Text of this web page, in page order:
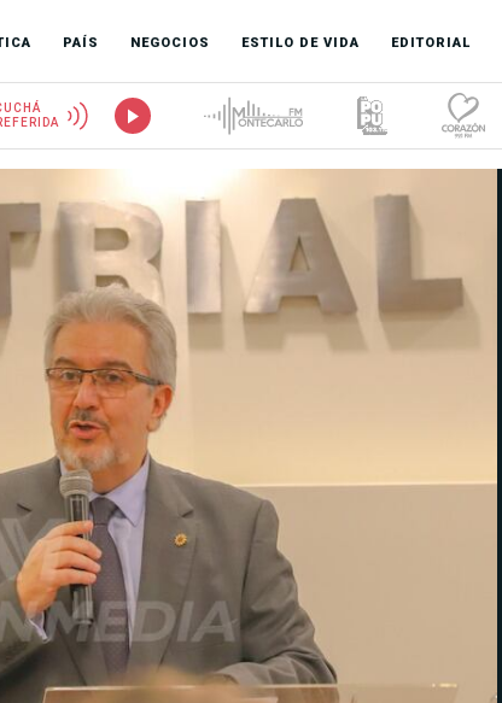
PAÍS NEGOCIOS ESTILO DE VIDA EDITORIAL